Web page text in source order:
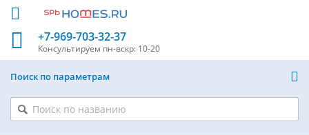
+7-969-703-32-37
Консультируем пн-вскр: 10-20
Поиск по параметрам